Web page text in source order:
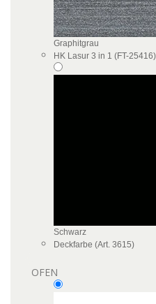
Graphitgrau
HK Lasur 3 in 1 (FT-25416)
Schwarz
Deckfarbe (Art. 3615)
OFEN